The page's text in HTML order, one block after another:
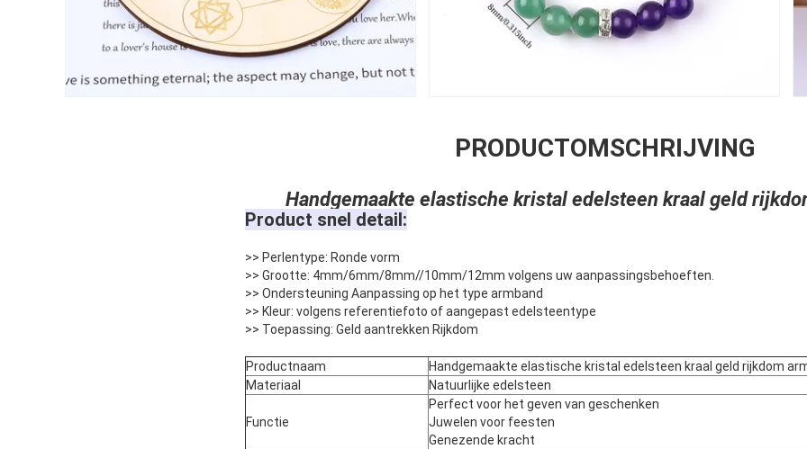
PRODUCTOMSCHRIJVING
Handgemaakte elastische kristal edelsteen kraal geld
Product snel detail:
>> Perlentype: Ronde vorm
>> Grootte: 4mm/6mm/8mm//10mm/12mm volgens uw aanpassingsbehoeften.
>> Ondersteuning Aanpassing op het type armband
>> Kleur: volgens referentiefoto of aangepast edelsteentype
>> Toepassing: Geld aantrekken Rijkdom
Productnaam
Handgemaakte elastische kristal edelsteen kraal geld rijkdom
Materiaal
Natuurlijke edelsteen
Functie
Perfect voor het geven van geschenken
Juwelen voor feesten
Genezende kracht